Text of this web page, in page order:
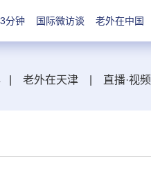
分钟 国际微访谈 老外在中国
老外在天津 直播·视频